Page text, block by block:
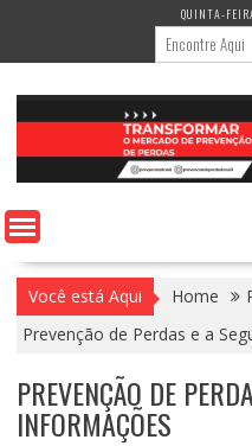
content
QUINTA-
Você está Aqui Home
Prevenção de Perdas e a
PREVENÇÃO DE
INFORMAÇÕES